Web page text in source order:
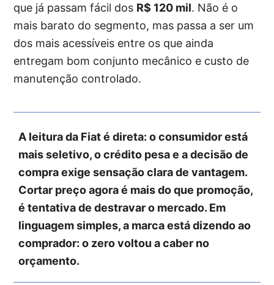
que já passam fácil dos R$ 120 mil. Não é o
mais barato do segmento, mas passa a ser um
dos mais acessíveis entre os que ainda
entregam bom conjunto mecânico e custo de
manutenção controlado.
A leitura da Fiat é direta: o consumidor está
mais seletivo, o crédito pesa e a decisão de
compra exige sensação clara de vantagem.
Cortar preço agora é mais do que promoção,
é tentativa de destravar o mercado. Em
linguagem simples, a marca está dizendo ao
comprador: o zero voltou a caber no
orçamento.